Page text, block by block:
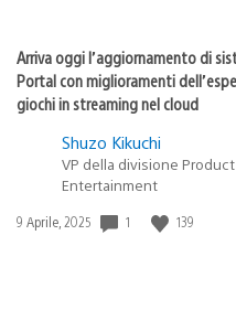
Arriva oggi l’aggiornamento di
Portal con miglioramenti
giochi in streaming nel cloud
Shuzo Kikuchi
VP della divisione
Entertainment
Data
9 Aprile, 2025 1 139